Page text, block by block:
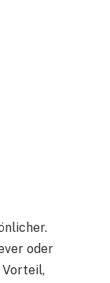
oder
Vorteil,